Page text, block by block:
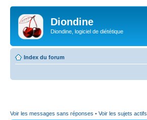
Diondine
Diondine, logiciel de diététique
Index du forum
Voir les messages sans réponses • Voir les sujets actifs